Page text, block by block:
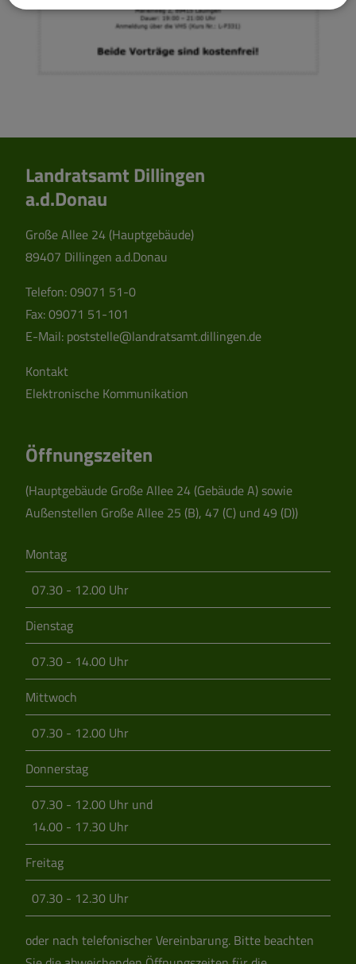
Landratsamt Dillingen
a.d.Donau
Große Allee 24 (Hauptgebäude)
89407 Dillingen a.d.Donau
Telefon:09071 51-0
Fax: 09071 51-101
E-Mail: poststelle@landratsamt.dillingen.de
Kontakt
Elektronische Kommunikation
Öffnungszeiten
(Hauptgebäude Große Allee 24 (Gebäude A) sowie
Außenstellen Große Allee 25 (B), 47 (C) und 49 (D))
Montag
07.30 - 12.00 Uhr
Dienstag
07.30 - 14.00 Uhr
Mittwoch
07.30 - 12.00 Uhr
Donnerstag
07.30 - 12.00 Uhr und
14.00 - 17.30 Uhr
Freitag
07.30 - 12.30 Uhr
oder nach telefonischer Vereinbarung. Bitte beachten